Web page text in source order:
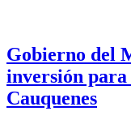
Gobierno del
inversión
Cauquenes